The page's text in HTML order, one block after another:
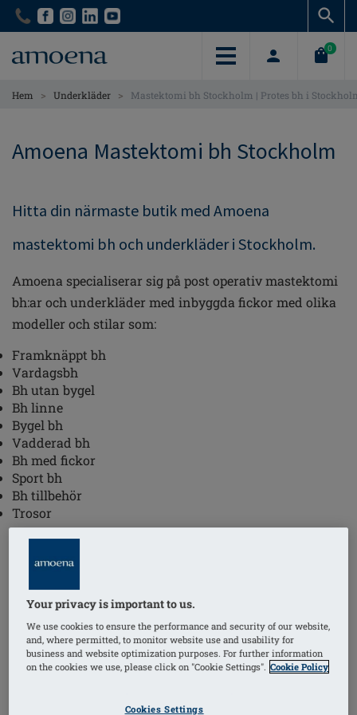
Skip
content
Skip
content
0
Hem > Underkläder > Mastektomi bh Stockholm | Protes bh i
Amoena Mastektomi bh Stockholm
Hitta din närmaste butik med Amoena
mastektomi bh och underkläder i Stockholm.
Amoena specialiserar sig på post operativ mastektomi
bh:ar och underkläder med inbyggda fickor med olika
modeller och stilar som:
Framknäppt bh
Vardagsbh
Bh utan bygel
Bh linne
Bygel bh
Vadderad bh
Bh med fickor
Sport bh
Bh tillbehör
Trosor
Våra bh:ar efter mastektomi är tillgängliga i butiker i
Stockholm.
Var kan jag köpa protes bh i Stockholm?
Se nedan lista på återförsäljare i Stockholm:
Your privacy is important to us.
We use cookies to ensure the performance and security of our website,
and, where permitted, to monitor website use and usability for
business and website optimization purposes. For further information
on the cookies we use, please click on "Cookie Settings". Cookie Policy
Cookies Settings